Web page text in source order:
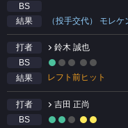
BS
結果
（投手交代） モレ
打者
鈴木 誠也
BS
結果
レフト前ヒット
打者
吉田 正尚
BS